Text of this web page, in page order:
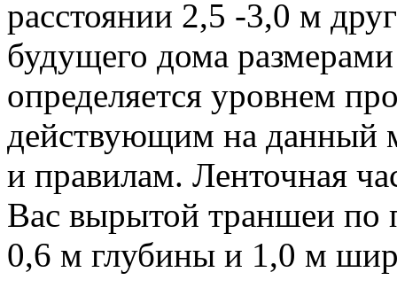
расстоянии 2,5 -3,0 м
будущего дома
определяется уровнем
действующим на данный
и правилам. Ленточная
Вас вырытой траншеи по
0,6 м глубины и 1,0 м